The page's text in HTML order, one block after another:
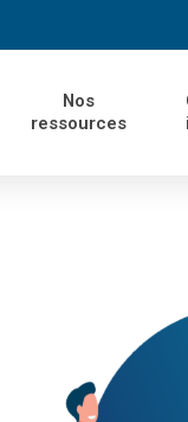
Nos
ressources